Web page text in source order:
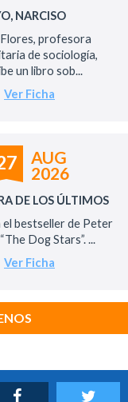
NARCISO
Flores, profesora
de sociología,
un libro sob...
Ver Ficha
AUG
2026
DE LOS ÚLTIMOS
el bestseller de Peter
Dog Stars”. ...
Ver Ficha